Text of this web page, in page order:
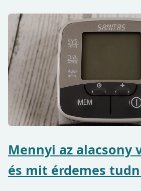
Mennyi az alacsony
és mit érdemes